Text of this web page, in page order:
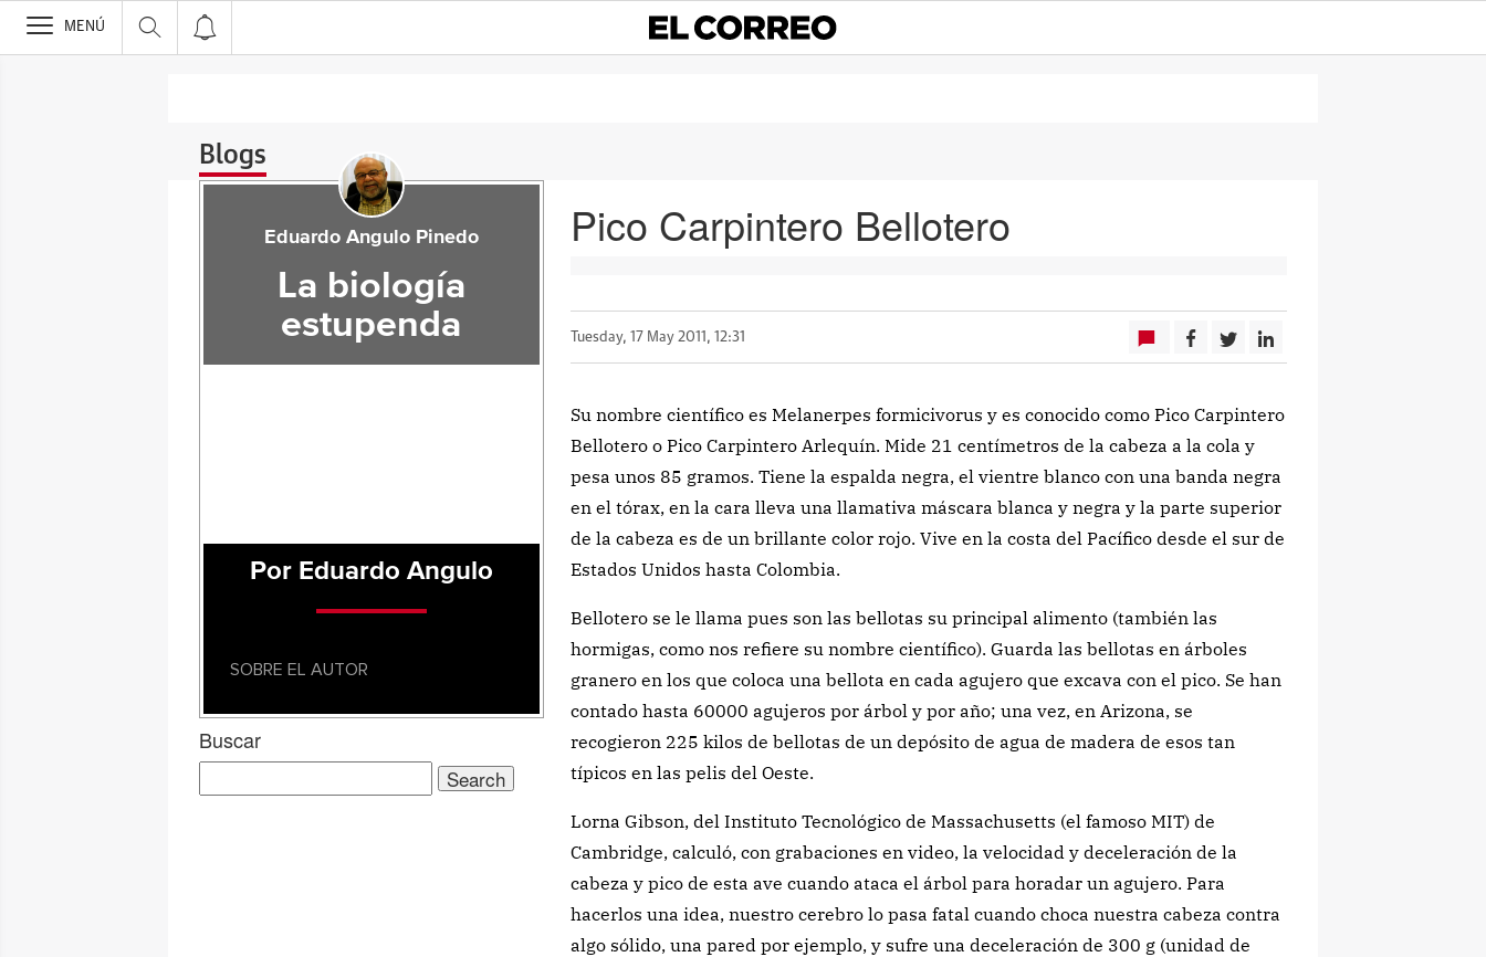
>
MENÚ
Blogs
Pico Carpintero Bellotero
Tuesday, 17 May 2011, 12:31
Su nombre científico es Melanerpes formicivorus y es conocido como Pico Carpintero
Bellotero o Pico Carpintero Arlequín. Mide 21 centímetros de la cabeza a la cola y
pesa unos 85 gramos. Tiene la espalda negra, el vientre blanco con una banda negra
en el tórax, en la cara lleva una llamativa máscara blanca y negra y la parte superior
de la cabeza es de un brillante color rojo. Vive en la costa del Pacífico desde el sur de
Estados Unidos hasta Colombia.
Bellotero se le llama pues son las bellotas su principal alimento (también las
hormigas, como nos refiere su nombre científico). Guarda las bellotas en árboles
granero en los que coloca una bellota en cada agujero que excava con el pico. Se han
contado hasta 60000 agujeros por árbol y por año; una vez, en Arizona, se
recogieron 225 kilos de bellotas de un depósito de agua de madera de esos tan
típicos en las pelis del Oeste.
Lorna Gibson, del Instituto Tecnológico de Massachusetts (el famoso MIT) de
Cambridge, calculó, con grabaciones en video, la velocidad y deceleración de la
cabeza y pico de esta ave cuando ataca el árbol para horadar un agujero. Para
hacerlos una idea, nuestro cerebro lo pasa fatal cuando choca nuestra cabeza contra
algo sólido, una pared por ejemplo, y sufre una deceleración de 300 g (unidad de
Eduardo Angulo Pinedo
La biología
estupenda
Por Eduardo Angulo
SOBRE EL AUTOR
Buscar
Search
for: